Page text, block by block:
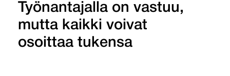
Työnantajalla on vastuu,
mutta kaikki voivat
osoittaa tukensa